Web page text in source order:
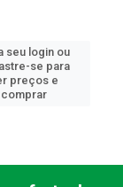
seu login ou
se para
preços e
comprar